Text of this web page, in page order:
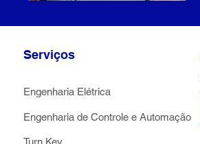
Serviços
Engenharia Elétrica
Engenharia de Controle e Automação
Turn Key